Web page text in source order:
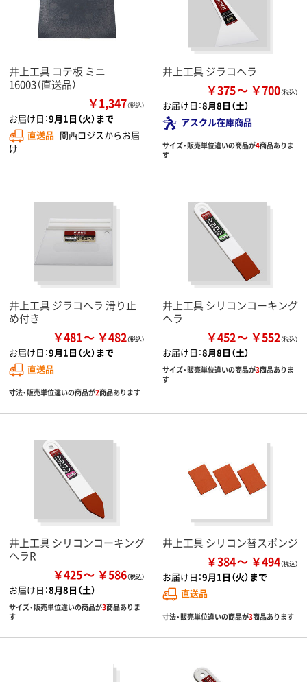
井上工具 コテ板 ミニ
16003（直送品）
￥1,347（税込）
お届け日：9月1日（火）まで
直送品 関西ロジスからお届
け
井上工具 ジラコヘラ
￥375 ￥700
お届け日：8月8日（土）
アスクル在庫商品
サイズ・販売単位違いの商品が4商品ありま
す
井上工具 ジラコヘラ 滑り止
め付き
￥481 ￥482
お届け日：9月1日（火）まで
直送品
寸法・販売単位違いの商品が2商品あります
井上工具 シリコンコーキング
ヘラ
￥452 ￥552
お届け日：8月8日（土）
サイズ・販売単位違いの商品が3商品ありま
す
井上工具 シリコンコーキング
ヘラR
￥425 ￥586
お届け日：8月8日（土）
サイズ・販売単位違いの商品が3商品ありま
す
井上工具 シリコン替スポンジ
￥384 ￥494
お届け日：9月1日（火）まで
直送品
寸法・販売単位違いの商品が3商品あります